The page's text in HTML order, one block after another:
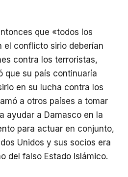
que «todos los
el conflicto sirio deberían
contra los terroristas,
que su país continuaría
en su lucha contra los
a otros países a tomar
ayudar a Damasco en la
para actuar en conjunto,
Unidos y sus socios era
del falso Estado Islámico.